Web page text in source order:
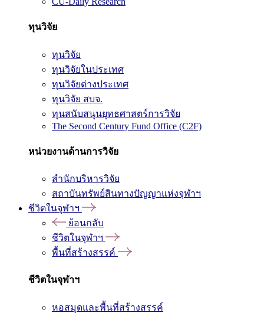
ทุนวิจัย
ทุนวิจัย
ทุนวิจัยในประเทศ
ทุนวิจัยต่างประเทศ
ทุนวิจัย สบจ.
ทุนสนับสนุนยุทธศาสตร์การวิจัย
The Second Century Fund Office (C2F)
หน่วยงานด้านการวิจัย
สำนักบริหารวิจัย
สถาบันทรัพย์สินทางปัญญาแห่งจุฬาฯ
ชีวิตในจุฬาฯ
ย้อนกลับ
ชีวิตในจุฬาฯ
พื้นที่สร้างสรรค์
ชีวิตในจุฬาฯ
หอสมุดและพื้นที่สร้างสรรค์